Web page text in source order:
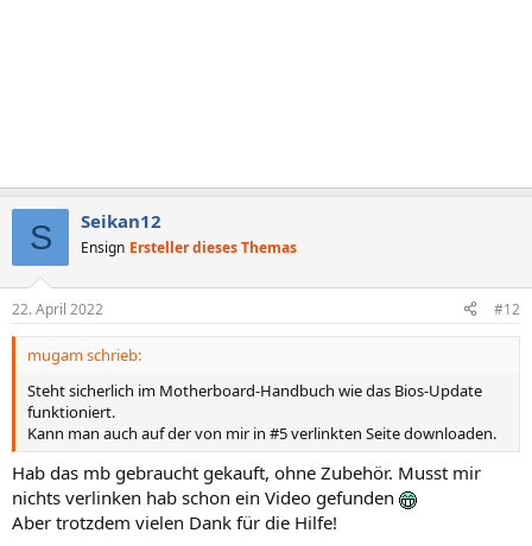
S Seikan12
Ensign Ersteller dieses Themas
22. April 2022 #12
mugam schrieb:
Steht sicherlich im Motherboard-Handbuch wie das Bios-Update
funktioniert.
Kann man auch auf der von mir in #5 verlinkten Seite downloaden.
Hab das mb gebraucht gekauft, ohne Zubehör. Musst mir
nichts verlinken hab schon ein Video gefunden
Aber trotzdem vielen Dank für die Hilfe!